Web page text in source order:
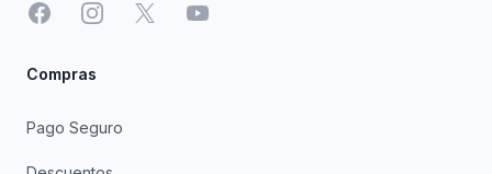
FacebookInstagram
X YouTube
Compras
Pago Seguro